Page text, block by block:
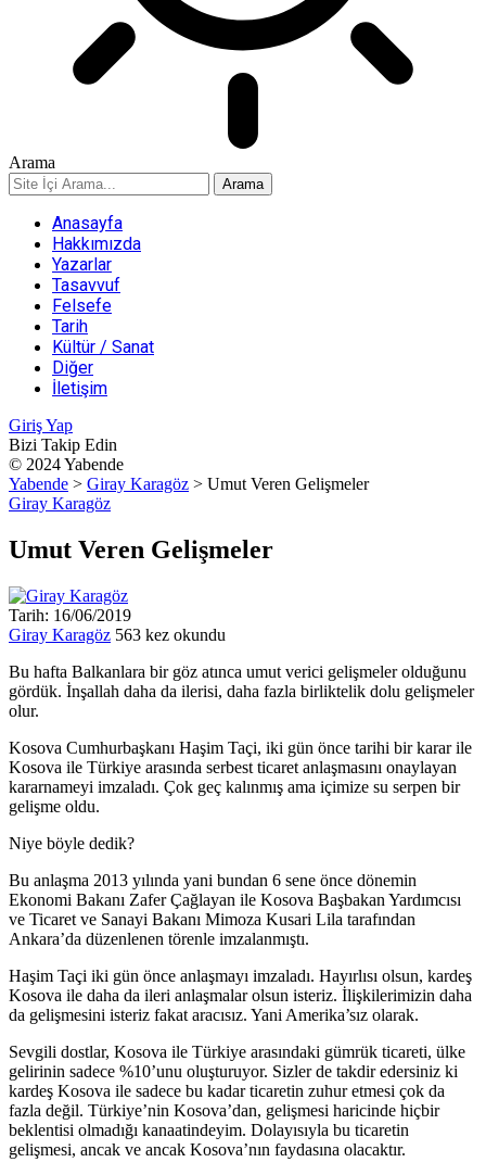
Arama
Anasayfa
Hakkımızda
Yazarlar
Tasavvuf
Felsefe
Tarih
Kültür / Sanat
Diğer
İletişim
Giriş Yap
Bizi Takip Edin
© 2024 Yabende
Yabende > Giray Karagöz > Umut Veren Gelişmeler
Giray Karagöz
Umut Veren Gelişmeler
Tarih: 16/06/2019
Giray Karagöz 563 kez okundu
Bu hafta Balkanlara bir göz atınca umut verici gelişmeler olduğunu
gördük. İnşallah daha da ilerisi, daha fazla birliktelik dolu gelişmeler
olur.
Kosova Cumhurbaşkanı Haşim Taçi, iki gün önce tarihi bir karar ile
Kosova ile Türkiye arasında serbest ticaret anlaşmasını onaylayan
kararnameyi imzaladı. Çok geç kalınmış ama içimize su serpen bir
gelişme oldu.
Niye böyle dedik?
Bu anlaşma 2013 yılında yani bundan 6 sene önce dönemin
Ekonomi Bakanı Zafer Çağlayan ile Kosova Başbakan Yardımcısı
ve Ticaret ve Sanayi Bakanı Mimoza Kusari Lila tarafından
Ankara’da düzenlenen törenle imzalanmıştı.
Haşim Taçi iki gün önce anlaşmayı imzaladı. Hayırlısı olsun, kardeş
Kosova ile daha da ileri anlaşmalar olsun isteriz. İlişkilerimizin daha
da gelişmesini isteriz fakat aracısız. Yani Amerika’sız olarak.
Sevgili dostlar, Kosova ile Türkiye arasındaki gümrük ticareti, ülke
gelirinin sadece %10’unu oluşturuyor. Sizler de takdir edersiniz ki
kardeş Kosova ile sadece bu kadar ticaretin zuhur etmesi çok da
fazla değil. Türkiye’nin Kosova’dan, gelişmesi haricinde hiçbir
beklentisi olmadığı kanaatindeyim. Dolayısıyla bu ticaretin
gelişmesi, ancak ve ancak Kosova’nın faydasına olacaktır.